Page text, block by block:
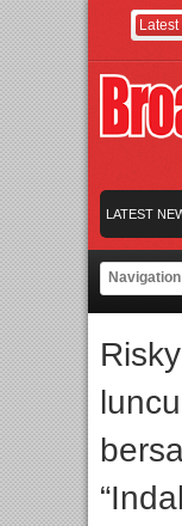
LATEST
Meramaikan Jakarta
Menjadi Gerbang Inovasi
Rayakan Perpaduan
Meramaikan Jakarta